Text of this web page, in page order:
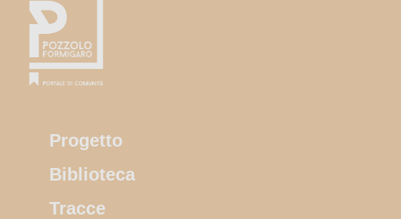
Progetto
Biblioteca
Tracce